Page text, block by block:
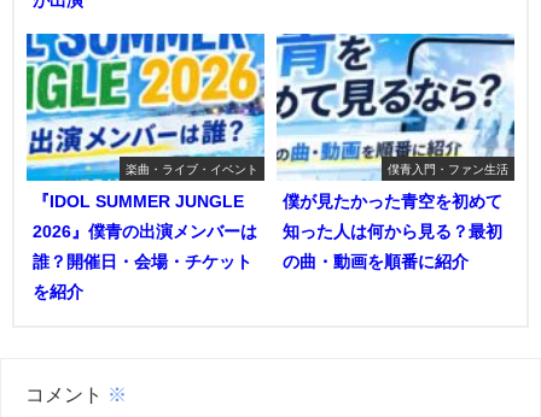
楽曲・ライブ・イベント
『IDOL SUMMER JUNGLE
2026』僕青の出演メンバーは
誰？開催日・会場・チケット
を紹介
僕青入門・ファン生活
僕が見たかった青空を初めて
知った人は何から見る？最初
の曲・動画を順番に紹介
コメント ※